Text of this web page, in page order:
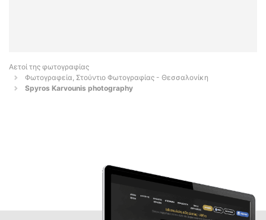
Αετοί της φωτογραφίας
Φωτογραφεία, Στούντιο Φωτογραφίας - Θεσσαλονίκη
Spyros Karvounis photography